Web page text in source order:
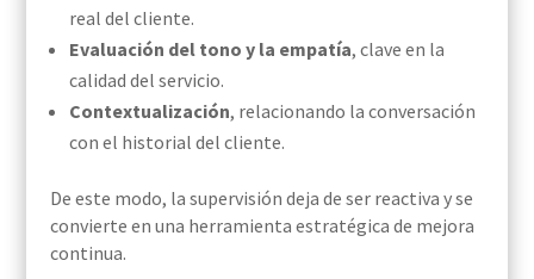
real del cliente.
Evaluación del tono y la empatía, clave en la
calidad del servicio.
Contextualización, relacionando la conversación
con el historial del cliente.
De este modo, la supervisión deja de ser reactiva y se
convierte en una herramienta estratégica de mejora
continua.